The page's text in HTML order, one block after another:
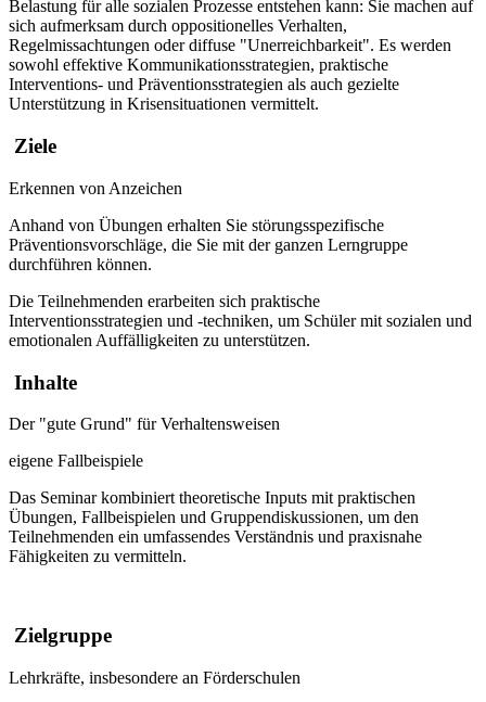
Belastung für alle sozialen Prozesse entstehen kann: Sie machen auf
sich aufmerksam durch oppositionelles Verhalten,
Regelmissachtungen oder diffuse "Unerreichbarkeit". Es werden
sowohl effektive Kommunikationsstrategien, praktische
Interventions- und Präventionsstrategien als auch gezielte
Unterstützung in Krisensituationen vermittelt.
Ziele
Erkennen von Anzeichen
Anhand von Übungen erhalten Sie störungsspezifische
Präventionsvorschläge, die Sie mit der ganzen Lerngruppe
durchführen können.
Die Teilnehmenden erarbeiten sich praktische
Interventionsstrategien und -techniken, um Schüler mit sozialen und
emotionalen Auffälligkeiten zu unterstützen.
Inhalte
Der "gute Grund" für Verhaltensweisen
eigene Fallbeispiele
Das Seminar kombiniert theoretische Inputs mit praktischen
Übungen, Fallbeispielen und Gruppendiskussionen, um den
Teilnehmenden ein umfassendes Verständnis und praxisnahe
Fähigkeiten zu vermitteln.
Zielgruppe
Lehrkräfte, insbesondere an Förderschulen